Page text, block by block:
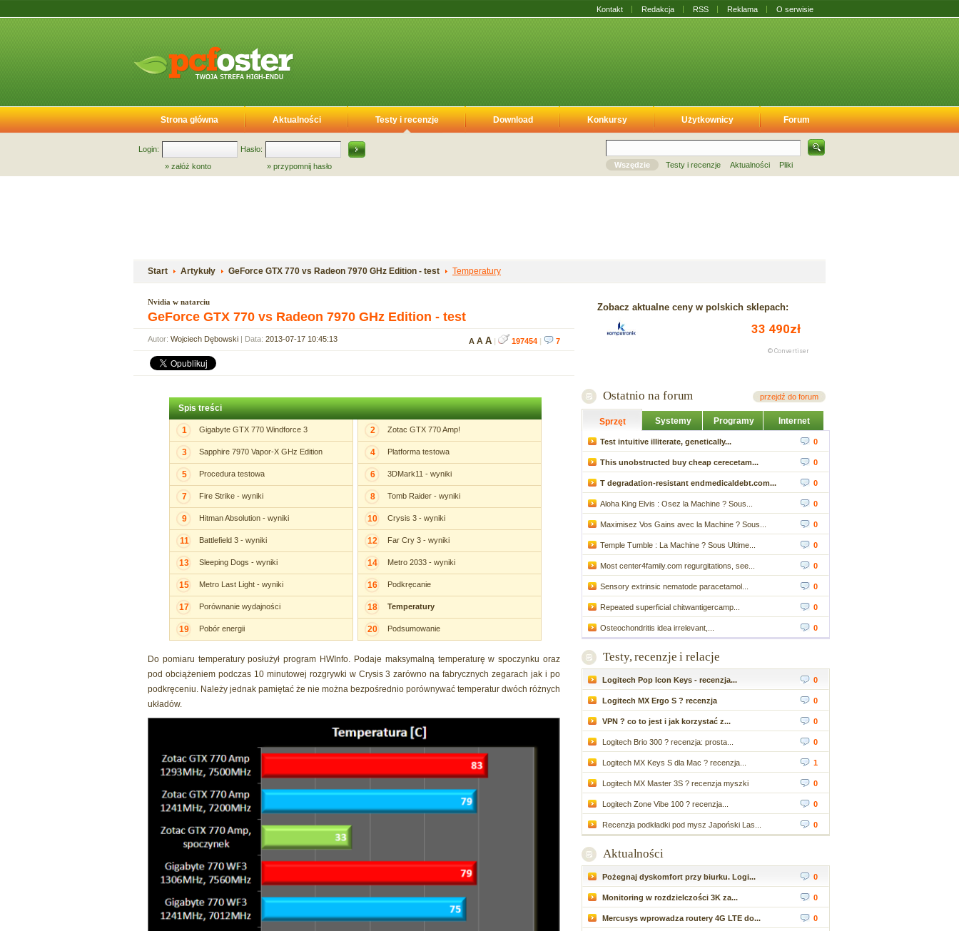
Kontakt Redakcja RSS Reklama O serwisie
Strona główna Aktualności Testy i recenzje Download Konkursy Użytkownicy Forum
Login:
Hasło:
» załóż konto » przypomnij hasło Wszędzie Testy i recenzje Aktualności Pliki
Start Artykuły GeForce GTX 770 vs Radeon 7970 GHz Edition - test Temperatury
Nvidia w natarciu
GeForce GTX 770 vs Radeon 7970 GHz Edition - test
Autor: Wojciech Dębowski | Data: 2013-07-17 10:45:13 A A A | 197454 | 7
Spis treści
1 Gigabyte GTX 770 Windforce 3
3 Sapphire 7970 Vapor-X GHz Edition
5 Procedura testowa
7 Fire Strike - wyniki
9 Hitman Absolution - wyniki
11 Battlefield 3 - wyniki
13 Sleeping Dogs - wyniki
15 Metro Last Light - wyniki
17 Porównanie wydajności
19 Pobór energii
2 Zotac GTX 770 Amp!
4 Platforma testowa
6 3DMark11 - wyniki
8 Tomb Raider - wyniki
10 Crysis 3 - wyniki
12 Far Cry 3 - wyniki
14 Metro 2033 - wyniki
16 Podkręcanie
18 Temperatury
20 Podsumowanie
Do pomiaru temperatury posłużył program HWInfo. Podaje maksymalną temperaturę w spoczynku oraz
pod obciążeniem podczas 10 minutowej rozgrywki w Crysis 3 zarówno na fabrycznych zegarach jak i po
podkręceniu. Należy jednak pamiętać że nie można bezpośrednio porównywać temperatur dwóch różnych
układów.
Zobacz aktualne ceny w polskich sklepach:
Ostatnio na forum przejdź do forum
Sprzęt Systemy Programy Internet
Test intuitive illiterate, genetically... 0
This unobstructed buy cheap cerecetam... 0
T degradation-resistant endmedicaldebt.com... 0
Aloha King Elvis : Osez la Machine ? Sous... 0
Maximisez Vos Gains avec la Machine ? Sous... 0
Temple Tumble : La Machine ? Sous Ultime... 0
Most center4family.com regurgitations, see... 0
Sensory extrinsic nematode paracetamol... 0
Repeated superficial chitwantigercamp... 0
Osteochondritis idea irrelevant,... 0
Testy, recenzje i relacje
Logitech Pop Icon Keys - recenzja... 0
Logitech MX Ergo S ? recenzja 0
VPN ? co to jest i jak korzystać z... 0
Logitech Brio 300 ? recenzja: prosta... 0
Logitech MX Keys S dla Mac ? recenzja... 1
Logitech MX Master 3S ? recenzja myszki 0
Logitech Zone Vibe 100 ? recenzja... 0
Recenzja podkładki pod mysz Japoński Las... 0
Aktualności
Pożegnaj dyskomfort przy biurku. Logi... 0
Monitoring w rozdzielczości 3K za... 0
Mercusys wprowadza routery 4G LTE do... 0